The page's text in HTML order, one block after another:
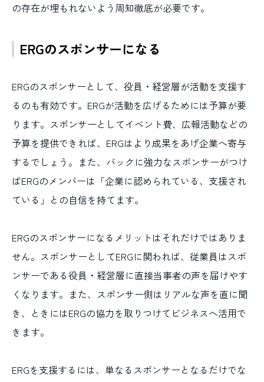
の存在が埋もれないよう周知徹底が必要です。
ERGのスポンサーになる
ERGのスポンサーとして、役員・経営層が活動を支援す
るのも有効です。ERGが活動を広げるためには予算が要
ります。スポンサーとしてイベント費、広報活動などの
予算を提供できれば、ERGはより成果をあげ企業へ寄与
するでしょう。また、バックに強力なスポンサーがつけ
ばERGのメンバーは「企業に認められている、支援され
ている」との自信を持てます。
ERGのスポンサーになるメリットはそれだけではありま
せん。スポンサーとしてERGに関われば、従業員はスポ
ンサーである役員・経営層に直接当事者の声を届けやす
くなります。また、スポンサー側はリアルな声を直に聞
き、ときにはERGの協力を取りつけてビジネスへ活用で
きます。
ERGを支援するには、単なるスポンサーとなるだけでな